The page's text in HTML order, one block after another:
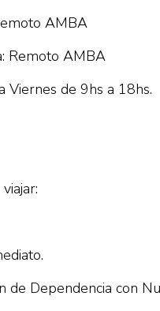
AMBA
Remoto AMBA
Viernes de 9hs a 18hs.
de Dependencia con